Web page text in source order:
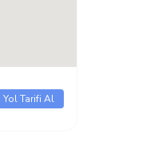
Yol Tarifi Al